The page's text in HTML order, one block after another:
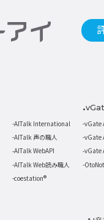
AITalk International
AITalk 声の職人
AITalk WebAPI
AITalk Web読み職人
coestation®
vGate
vGate
vGate